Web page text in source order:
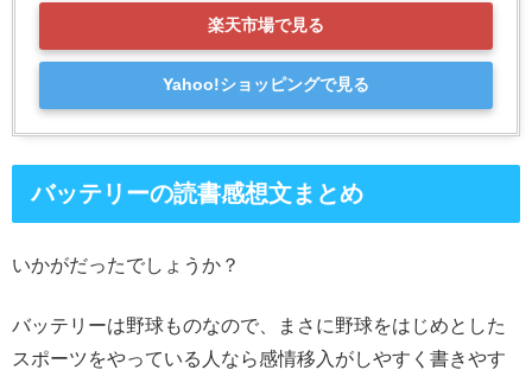
楽天市場で見る
Yahoo!ショッピングで見る
バッテリーの読書感想文まとめ
いかがだったでしょうか？
バッテリーは野球ものなので、まさに野球をはじめとした
スポーツをやっている人なら感情移入がしやすく書きやす